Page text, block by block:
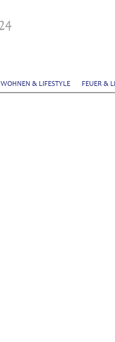
WOHNEN & LIFESTYLE FEUER &